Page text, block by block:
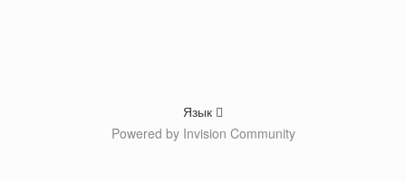
Язык
Powered by Invision Community